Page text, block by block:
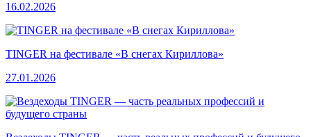
16.02.2026
TINGER на фестивале «В снегах Кириллова»
27.01.2026